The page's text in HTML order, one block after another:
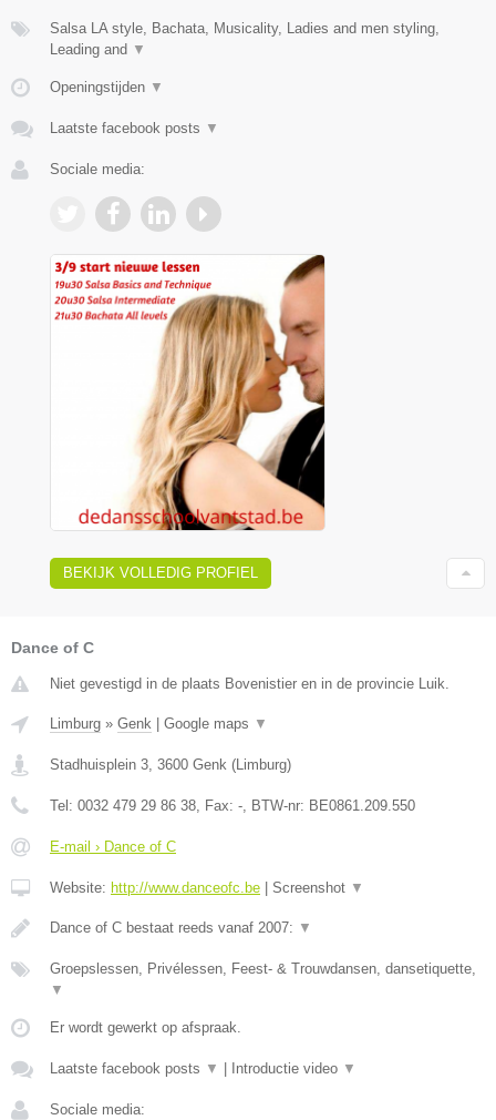
Salsa LA style, Bachata, Musicality, Ladies and men styling,
Leading and ▼
Openingstijden ▼
Laatste facebook posts ▼
Sociale media:
BEKIJK VOLLEDIG PROFIEL
Dance of C
Niet gevestigd in de plaats Bovenistier en in de provincie Luik.
Limburg » Genk | Google maps ▼
Stadhuisplein 3 3600 Genk (Limburg)
Tel: 0032 479 29 86 38 , Fax: - , BTW-nr: BE0861.209.550
E-mail › Dance of C
Website: http://www.danceofc.be | Screenshot ▼
Dance of C bestaat reeds vanaf 2007: ▼
Groepslessen, Privélessen, Feest- & Trouwdansen, dansetiquette,
▼
Er wordt gewerkt op afspraak.
Laatste facebook posts ▼ | Introductie video ▼
Sociale media: